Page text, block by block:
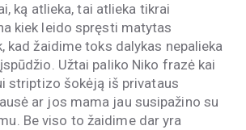
ką atlieka, tai atlieka tikrai
kiek leido spręsti matytas
kad žaidime toks dalykas nepalieka
Užtai paliko Niko frazė kai
striptizo šokėją iš privataus
ar jos mama jau susipažino su
Be viso to žaidime dar yra